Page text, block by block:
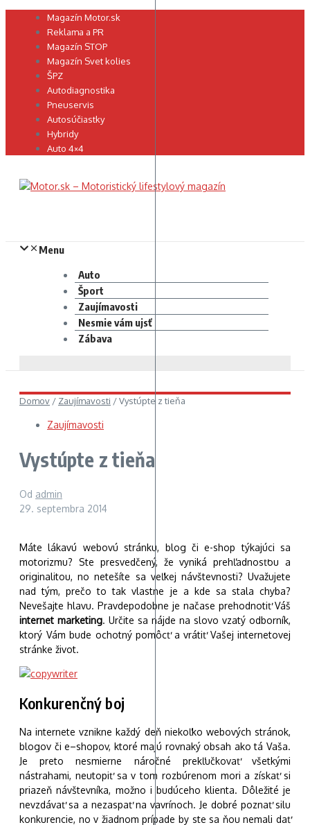
Preskočiť Magazín Motor.sk
Reklama a PR
Magazín STOP
Magazín Svet kolies
ŠPZ
Autodiagnostika
Pneuservis
Autosúčiastky
Hybridy
Auto 4×4
Menu
Auto
Šport
Zaujímavosti
Nesmie vám ujsť
Zábava
Domov / Zaujímavosti /Vystúpte z tieňa
Zaujímavosti
Vystúpte z tieňa
Od admin
29. septembra 2014
Máte lákavú webovú stránku, blog či e-shop týkajúci sa
motorizmu? Ste presvedčený, že vyniká prehľadnosťou a
originalitou, no netešíte sa veľkej návštevnosti? Uvažujete
nad tým, prečo to tak vlastne je a kde sa stala chyba?
Nevešajte hlavu. Pravdepodobne je načase prehodnotiť Váš
internet marketing. Určite sa nájde na slovo vzatý odborník,
ktorý Vám bude ochotný pomôcť a vrátiť Vašej internetovej
stránke život.
Konkurenčný boj
Na internete vznikne každý deň niekoľko webových stránok,
blogov či e–shopov, ktoré majú rovnaký obsah ako tá Vaša.
Je preto nesmierne náročné prekľučkovať všetkými
nástrahami, neutopiť sa v tom rozbúrenom mori a získať si
priazeň návštevníka, možno i budúceho klienta. Dôležité je
nevzdávať sa a nezaspať na vavrínoch. Je dobré poznať silu
konkurencie, no v žiadnom prípade by ste sa ňou nemali dať